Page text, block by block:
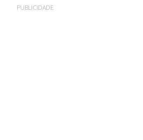
PUBLICIDADE